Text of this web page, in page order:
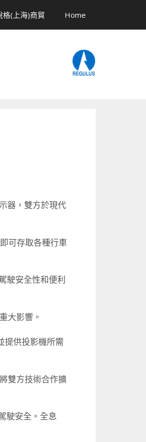
格(上海)商貿 Home
器，雙方於現代
可存取各種行車
駛安全性和便利
大影響。
提供投影機所需
雙方技術合作擴
駛安全。全息